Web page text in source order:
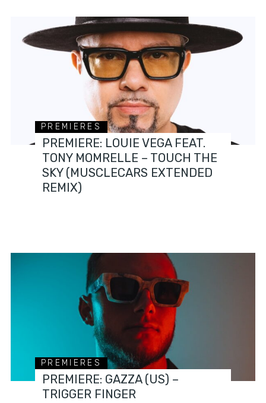
PREMIERES
PREMIERE: LOUIE VEGA FEAT.
TONY MOMRELLE – TOUCH THE
SKY (MUSCLECARS EXTENDED
REMIX)
PREMIERES
PREMIERE: GAZZA (US) –
TRIGGER FINGER